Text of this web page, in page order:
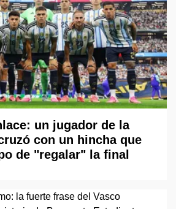
un jugador de la
con un hincha que
de "regalar" la final